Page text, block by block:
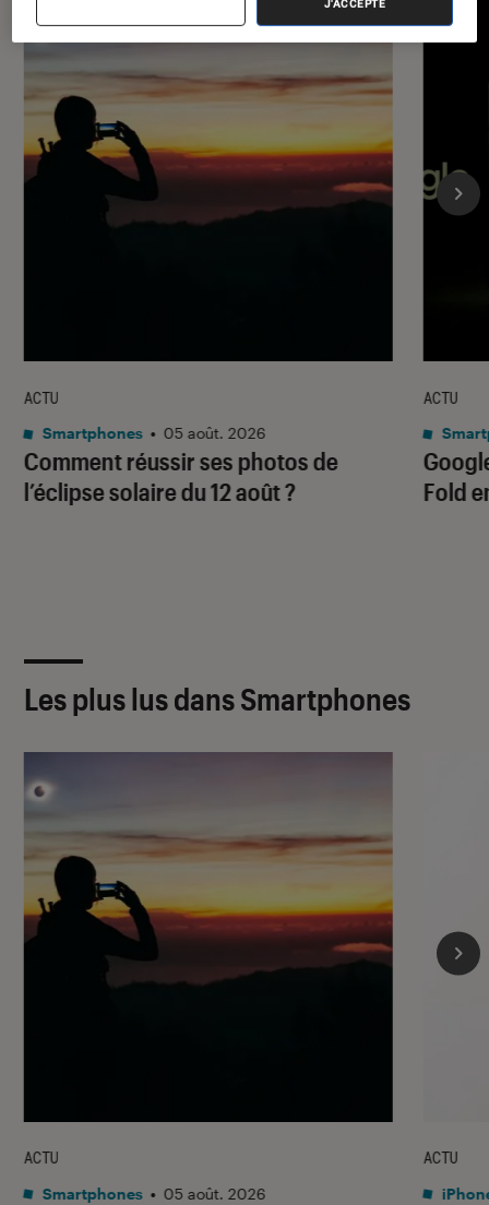
Comment réussir ses photos de
l’éclipse solaire du 12 août ?
ACTU
Smartphones • 05 août. 2026
Fold
ACTU
Les plus lus dans Smartphones
ACTU
Smartphones • 05 août. 2026
ACTU
J'ACCEPTE